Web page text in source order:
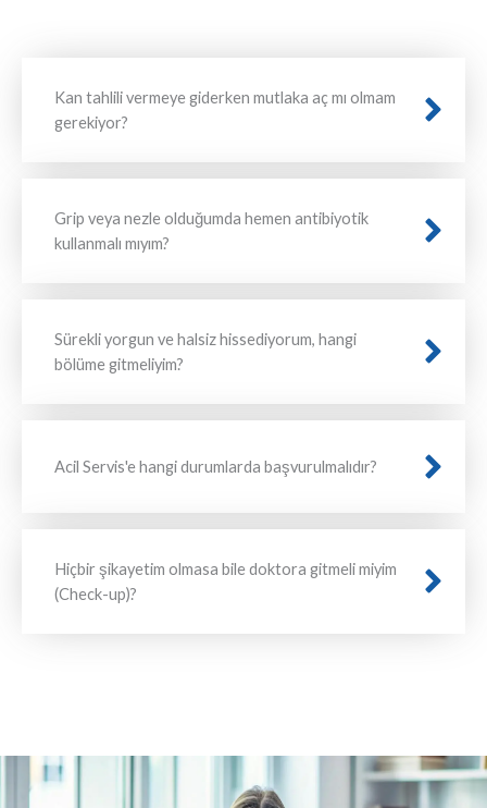
Kan tahlili vermeye giderken mutlaka aç mı olmam
gerekiyor?
Grip veya nezle olduğumda hemen antibiyotik
kullanmalı mıyım?
Sürekli yorgun ve halsiz hissediyorum, hangi
bölüme gitmeliyim?
Acil Servis'e hangi durumlarda başvurulmalıdır?
Hiçbir şikayetim olmasa bile doktora gitmeli miyim
(Check-up)?